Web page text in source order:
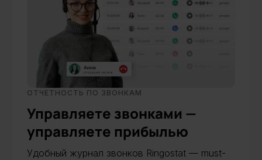
ОТЧЕТНОСТЬ ПО ЗВОНКАМ
Управляете звонками —
управляете прибылью
Удобный журнал звонков Ringostat — must-